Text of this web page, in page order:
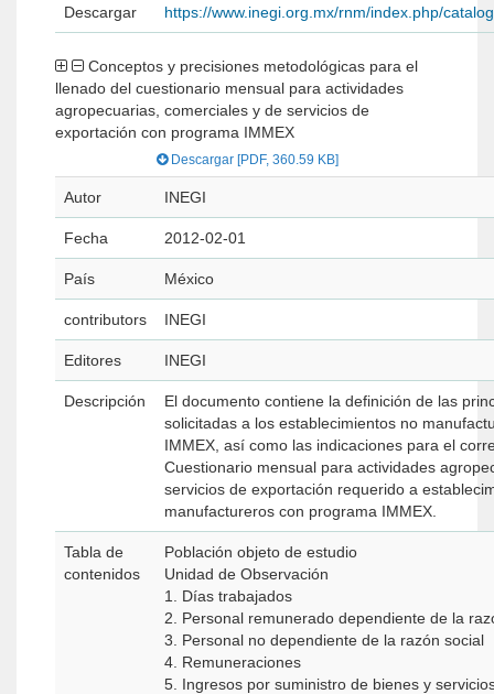
Descargar https://www.inegi.org.mx/rnm/index.php/
llenado del cuestionario mensual para actividades
agropecuarias, comerciales y de servicios de
exportación con programa IMMEX
Descargar [PDF, 360.59 KB]
Autor INEGI
Fecha 2012-02-01
País México
contributors INEGI
Editores INEGI
Descripción
El documento contiene la definición de las
solicitadas a los establecimientos no
IMMEX, así como las indicaciones para el
Cuestionario mensual para actividades
servicios de exportación requerido a
manufactureros con programa IMMEX.
Tabla de
contenidos
Población objeto de estudio
Unidad de Observación
1. Dí­as trabajados
2. Personal remunerado dependiente de la
3. Personal no dependiente de la razón social
4. Remuneraciones
5. Ingresos por suministro de bienes y